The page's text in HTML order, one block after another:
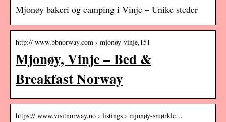
Mjonøy bakeri og camping i Vinje – Unike steder
http:// www.bbnorway.com › mjonøy-vinje,151
Mjonøy, Vinje – Bed &
Breakfast Norway
https:// www.visitnorway.no › listings › mjonøy-smørkle…